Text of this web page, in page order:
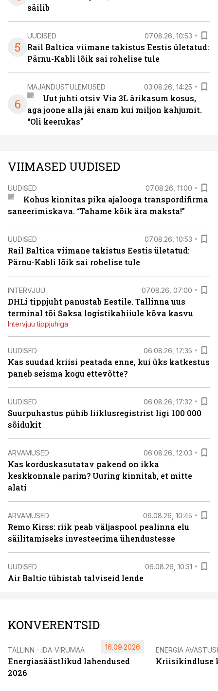
säilib
5
UUDISED 07.08.26, 10:53
Rail Baltica viimane takistus Eestis ületatud:
Pärnu-Kabli lõik sai rohelise tule
6
MAJANDUSTULEMUSED 03.08.26, 14:25
Uut juhti otsiv Via 3L ärikasum kosus,
aga joone alla jäi enam kui miljon kahjumit.
“Oli keerukas”
VIIMASED UUDISED
UUDISED 07.08.26, 11:00
Kohus kinnitas pika ajalooga transpordifirma
saneerimiskava. “Tahame kõik ära maksta!”
UUDISED 07.08.26, 10:53
Rail Baltica viimane takistus Eestis ületatud:
Pärnu-Kabli lõik sai rohelise tule
INTERVJUU 07.08.26, 07:00
DHLi tippjuht panustab Eestile. Tallinna uus
terminal tõi Saksa logistikahiiule kõva kasvu
Intervjuu tippjuhiga
UUDISED 06.08.26, 17:35
Kas suudad kriisi peatada enne, kui üks katkestus
paneb seisma kogu ettevõtte?
UUDISED 06.08.26, 17:32
Suurpuhastus pühib liiklusregistrist ligi 100 000
sõidukit
ARVAMUSED 06.08.26, 12:03
Kas korduskasutatav pakend on ikka
keskkonnale parim? Uuring kinnitab, et mitte
alati
ARVAMUSED 06.08.26, 10:45
Remo Kirss: riik peab väljaspool pealinna elu
säilitamiseks investeerima ühendustesse
UUDISED 06.08.26, 10:31
Air Baltic tühistab talviseid lende
KONVERENTSID
TALLINN - IDA-VIRUMAA
Energiasäästlikud lahendused
2026
16.09.2026 ENERGIA
Kriisikindluse